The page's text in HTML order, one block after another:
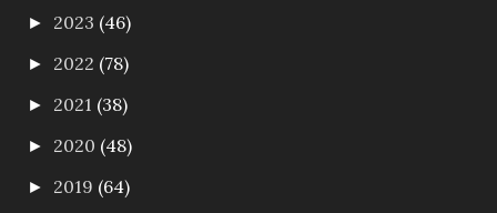
► 2023 (46)
► 2022 (78)
► 2021 (38)
► 2020 (48)
► 2019 (64)